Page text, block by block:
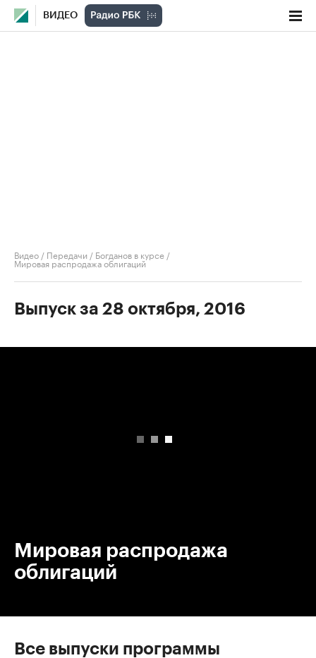
ВИДЕО
Видео / Передачи / Богданов в курсе /
Мировая распродажа облигаций
Выпуск за 28 октября, 2016
Мировая распродажа
облигаций
Все выпуски программы